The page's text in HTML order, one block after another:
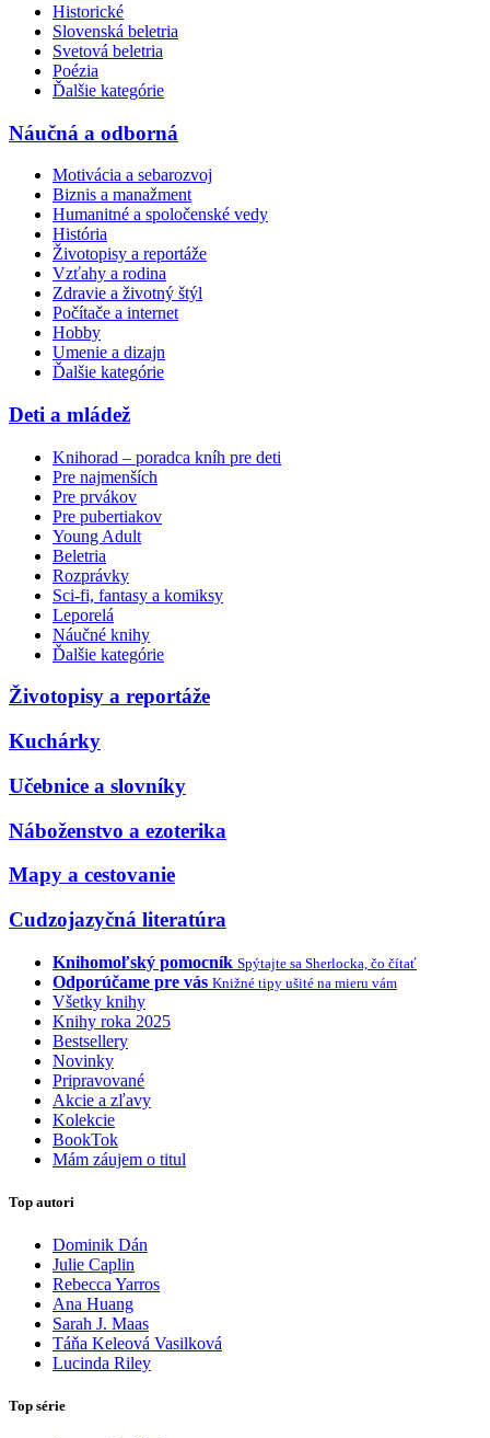
Historické
Slovenská beletria
Svetová beletria
Poézia
Ďalšie kategórie
Náučná a odborná
Motivácia a sebarozvoj
Biznis a manažment
Humanitné a spoločenské vedy
História
Životopisy a reportáže
Vzťahy a rodina
Zdravie a životný štýl
Počítače a internet
Hobby
Umenie a dizajn
Ďalšie kategórie
Deti a mládež
Knihorad – poradca kníh pre deti
Pre najmenších
Pre prvákov
Pre pubertiakov
Young Adult
Beletria
Rozprávky
Sci-fi, fantasy a komiksy
Leporelá
Náučné knihy
Ďalšie kategórie
Životopisy a reportáže
Kuchárky
Učebnice a slovníky
Náboženstvo a ezoterika
Mapy a cestovanie
Cudzojazyčná literatúra
Knihomoľský pomocník Spýtajte sa Sherlocka, čo čítať
Odporúčame pre vás Knižné tipy ušité na mieru vám
Všetky knihy
Knihy roka 2025
Bestsellery
Novinky
Pripravované
Akcie a zľavy
Kolekcie
BookTok
Mám záujem o titul
Top autori
Dominik Dán
Julie Caplin
Rebecca Yarros
Ana Huang
Sarah J. Maas
Táňa Keleová Vasilková
Lucinda Riley
Top série